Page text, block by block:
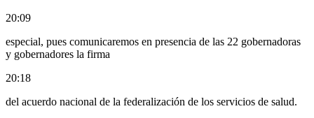
20:09
especial, pues comunicaremos en presencia de las 22 gobernadoras
y gobernadores la firma
20:18
del acuerdo nacional de la federalización de los servicios de salud.